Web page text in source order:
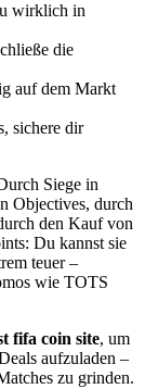
wirklich in
die
auf dem Markt
sichere dir
Siege in
Objectives, durch
den Kauf von
Du kannst sie
teuer –
wie TOTS
fifa coin site, um
aufzuladen –
zu grinden.